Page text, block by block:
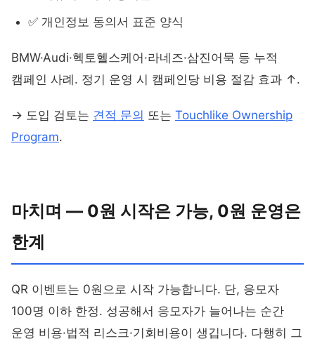
✅ 개인정보 동의서 표준 양식
BMW·Audi·헥토헬스케어·라네즈·삼진어묵 등 누적
캠페인 사례. 정기 운영 시 캠페인당 비용 절감 효과 ↑.
→ 도입 검토는 견적 문의 또는 Touchlike Ownership
Program.
마치며 — 0원 시작은 가능, 0원 운영은
한계
QR 이벤트는 0원으로 시작 가능합니다. 단, 응모자
100명 이하 한정. 성공해서 응모자가 늘어나는 순간
운영 비용·법적 리스크·기회비용이 생깁니다. 다행히 그